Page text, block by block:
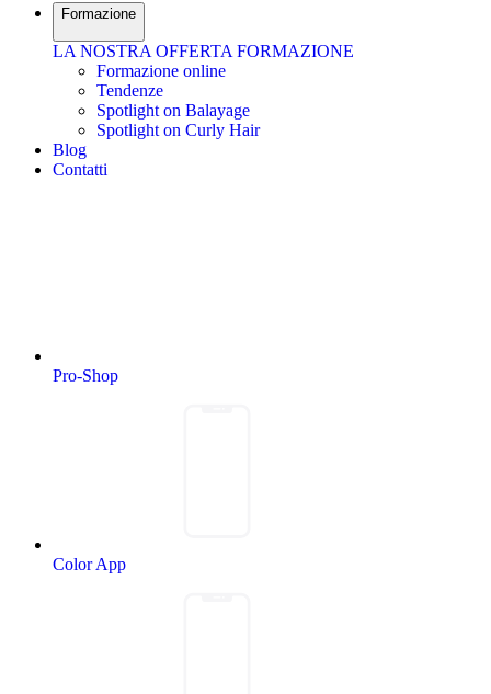
Formazione
LA NOSTRA OFFERTA FORMAZIONE
Formazione online
Tendenze
Spotlight on Balayage
Spotlight on Curly Hair
Blog
Contatti
Pro-Shop
Color App